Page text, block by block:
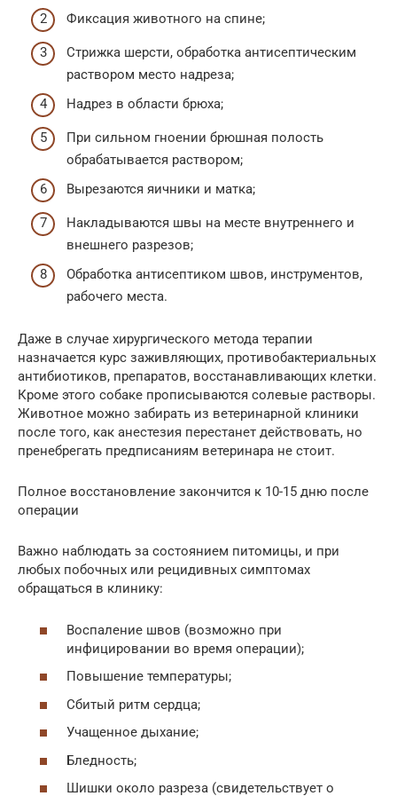
Фиксация животного на спине;
Стрижка шерсти, обработка антисептическим
раствором место надреза;
Надрез в области брюха;
При сильном гноении брюшная полость
обрабатывается раствором;
Вырезаются яичники и матка;
Накладываются швы на месте внутреннего и
внешнего разрезов;
Обработка антисептиком швов, инструментов,
рабочего места.
Даже в случае хирургического метода терапии
назначается курс заживляющих, противобактериальных
антибиотиков, препаратов, восстанавливающих клетки.
Кроме этого собаке прописываются солевые растворы.
Животное можно забирать из ветеринарной клиники
после того, как анестезия перестанет действовать, но
пренебрегать предписаниям ветеринара не стоит.
Полное восстановление закончится к 10-15 дню после
операции
Важно наблюдать за состоянием питомицы, и при
любых побочных или рецидивных симптомах
обращаться в клинику:
Воспаление швов (возможно при
инфицировании во время операции);
Повышение температуры;
Сбитый ритм сердца;
Учащенное дыхание;
Бледность;
Шишки около разреза (свидетельствует о